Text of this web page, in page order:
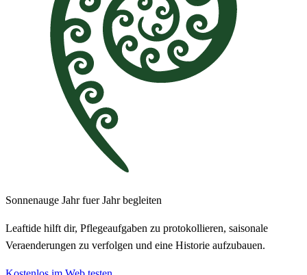
Sonnenauge Jahr fuer Jahr begleiten
Leaftide hilft dir, Pflegeaufgaben zu protokollieren, saisonale
Veraenderungen zu verfolgen und eine Historie aufzubauen.